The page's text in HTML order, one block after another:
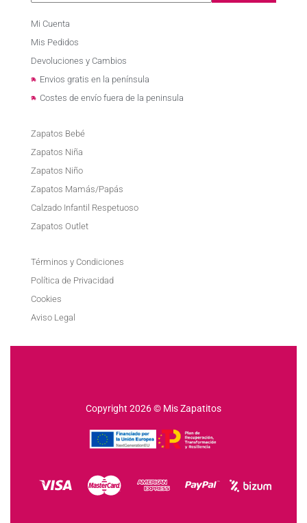
Mi Cuenta
Mis Pedidos
Devoluciones y Cambios
Envios gratis en la península
Costes de envío fuera de la peninsula
Zapatos Bebé
Zapatos Niña
Zapatos Niño
Zapatos Mamás/Papás
Calzado Infantil Respetuoso
Zapatos Outlet
Términos y Condiciones
Política de Privacidad
Cookies
Aviso Legal
Copyright 2026 © Mis Zapatitos